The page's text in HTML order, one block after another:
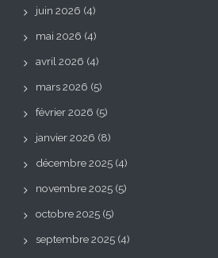
juin 2026 (4)
mai 2026 (4)
avril 2026 (4)
mars 2026 (5)
février 2026 (5)
janvier 2026 (8)
décembre 2025 (4)
novembre 2025 (5)
octobre 2025 (5)
septembre 2025 (4)